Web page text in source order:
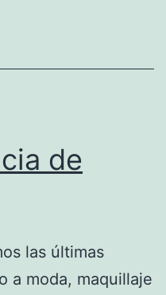
de
las últimas
a moda, maquillaje